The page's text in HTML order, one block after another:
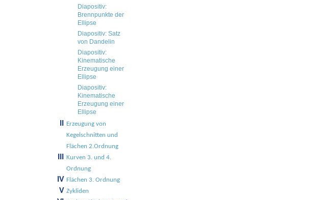
Diapositiv:
Brennpunkte der
Ellipse
Diapositiv: Satz
von Dandelin
Diapositiv:
Kinematische
Erzeugung einer
Ellipse
Diapositiv:
Kinematische
Erzeugung einer
Ellipse
Erzeugung von
Kegelschnitten und
Flächen 2.Ordnung
Kurven 3. und 4.
Ordnung
IV Flächen 3. Ordnung
V Zykliden